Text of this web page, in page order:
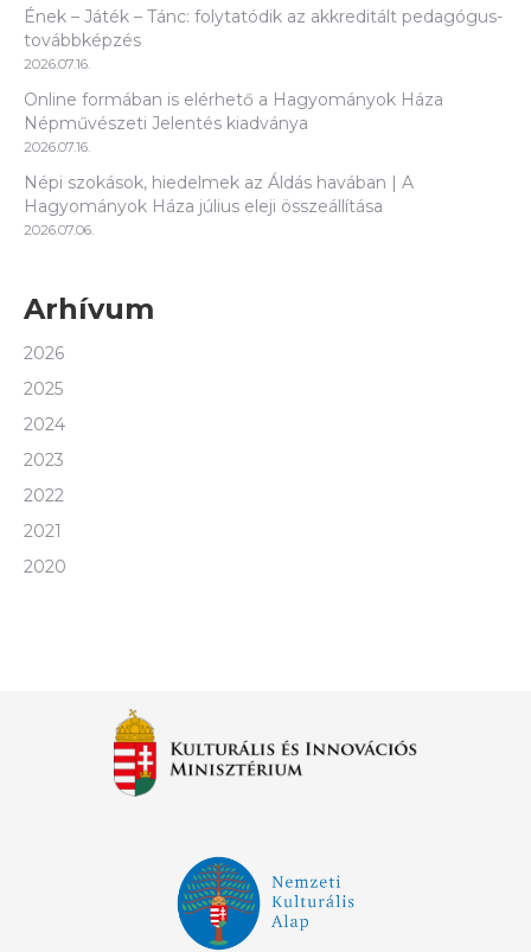
Ének – Játék – Tánc: folytatódik az akkreditált pedagógus-
továbbképzés
2026.07.16.
Online formában is elérhető a Hagyományok Háza
Népművészeti Jelentés kiadványa
2026.07.16.
Népi szokások, hiedelmek az Áldás havában | A
Hagyományok Háza július eleji összeállítása
2026.07.06.
Arhívum
2026
2025
2024
2023
2022
2021
2020